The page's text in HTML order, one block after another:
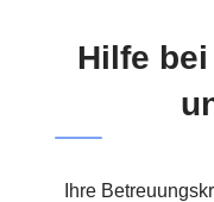
Hilfe
Ihre